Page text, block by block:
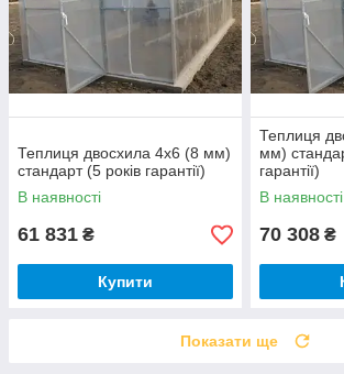
Теплиця двосхила 4х6 (8 мм)
стандарт (5 років гарантії)
В наявності
61 831 ₴
Купити
Теплиця
мм)
гарантії)
В наявності
70 308 ₴
Показати ще